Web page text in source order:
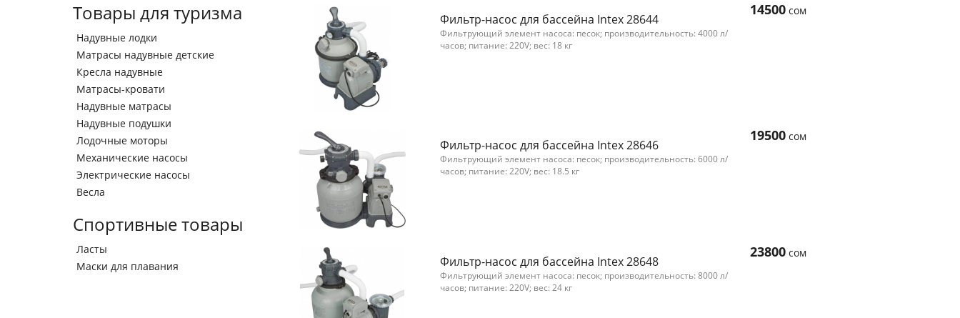
Товары для туризма
Надувные лодки
Матрасы надувные детские
Кресла надувные
Матрасы-кровати
Надувные матрасы
Надувные подушки
Лодочные моторы
Механические насосы
Электрические насосы
Весла
Спортивные товары
Ласты
Маски для плавания
Фильтр-насос для бассейна Intex 28644
Фильтрующий элемент насоса: песок; производительность: 4000 л/
часов; питание: 220V; вес: 18 кг
14500 сом
Фильтр-насос для бассейна Intex 28646
Фильтрующий элемент насоса: песок; производительность: 6000 л/
часов; питание: 220V; вес: 18.5 кг
19500 сом
Фильтр-насос для бассейна Intex 28648
Фильтрующий элемент насоса: песок; производительность: 8000 л/
часов; питание: 220V; вес: 24 кг
23800 сом